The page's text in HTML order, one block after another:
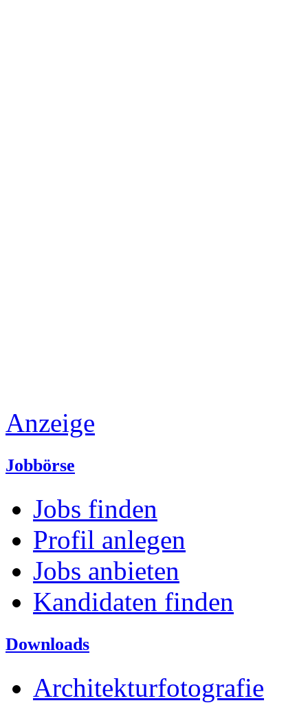
Anzeige
Jobbörse
Jobs finden
Profil anlegen
Jobs anbieten
Kandidaten finden
Downloads
Architekturfotografie